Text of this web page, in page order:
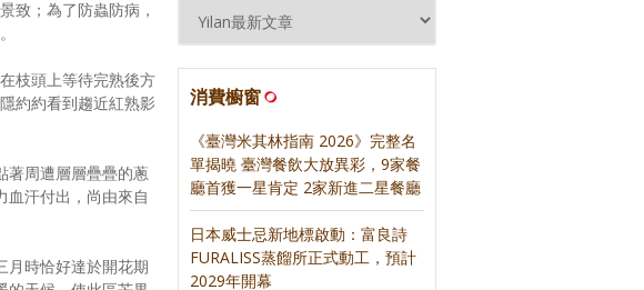
致；為了防蟲防病，
枝頭上等待完熟後方
約約看到趨近紅熟影
著周遭層層疊疊的蔥
血汗付出，尚由來自
月時恰好達於開花期
消費櫥窗
《臺灣米其林指南 2026》完整名
單揭曉 臺灣餐飲大放異彩，9家餐
廳首獲一星肯定 2家新進二星餐廳
日本威士忌新地標啟動：富良詩
FURALISS蒸餾所正式動工，預計
2029年開幕